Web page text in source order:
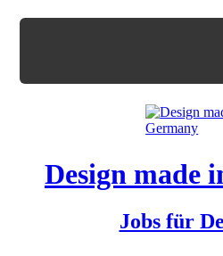
Design made
Jobs für